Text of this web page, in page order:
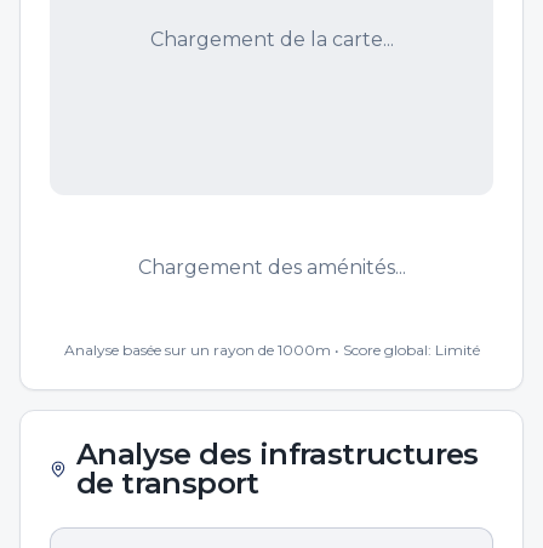
Chargement de la carte...
Chargement des aménités...
Analyse basée sur un rayon de 1000m • Score global: Limité
Analyse des infrastructures
de transport